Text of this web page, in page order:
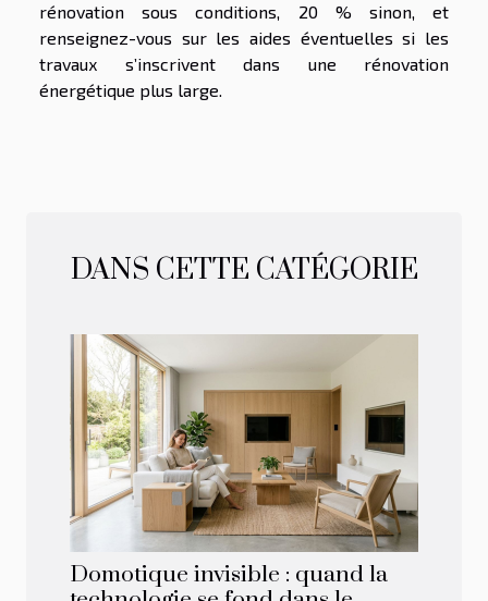
rénovation sous conditions, 20 % sinon, et
renseignez-vous sur les aides éventuelles si les
travaux s’inscrivent dans une rénovation
énergétique plus large.
DANS CETTE CATÉGORIE
Domotique invisible : quand la